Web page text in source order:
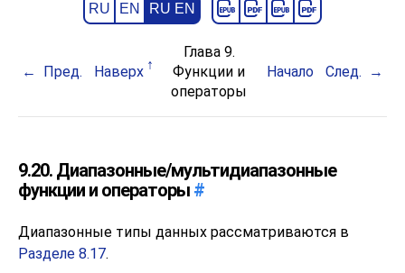
RU EN RU EN
Пред. Наверх
Глава 9.
Функции и
операторы
Начало След.
9.20. Диапазонные/мультидиапазонные
функции и операторы #
Диапазонные типы данных рассматриваются в
Разделе 8.17.